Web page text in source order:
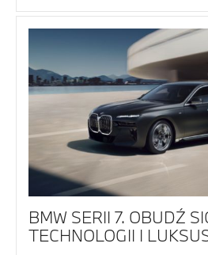
BMW SERII 7. OBUDŹ
TECHNOLOGII I